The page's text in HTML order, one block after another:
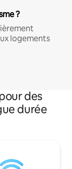
?
logements
des
durée